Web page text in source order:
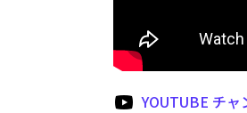
YOUTUBE チャ